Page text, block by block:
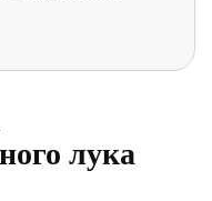
лука